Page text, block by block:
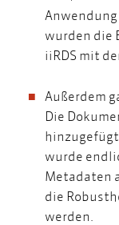
Anwendung
wurden die
iiRDS mit
Außerdem
Die
wurde
Metadaten
die
werden.